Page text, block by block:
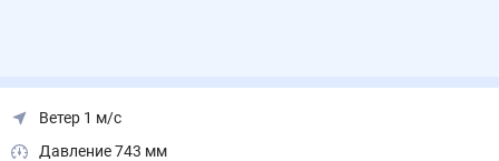
Ветер 1 м/с
Давление 743 мм